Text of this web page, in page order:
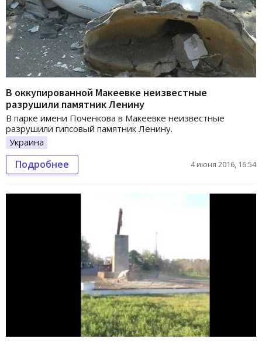
В оккупированной Макеевке неизвестные
разрушили памятник Ленину
В парке имени Поченкова в Макеевке неизвестные
разрушили гипсовый памятник Ленину.
Украина
Подробнее 4 июня 2016, 16:54